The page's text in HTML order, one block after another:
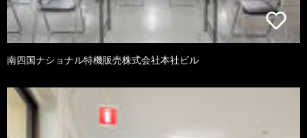
南四国ナショナル特機販売株式会社本社ビル